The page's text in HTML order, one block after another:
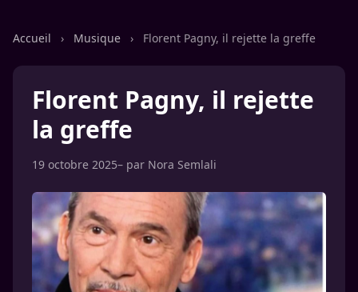
Accueil › Musique › Florent Pagny, il rejette la greffe
Florent Pagny, il rejette
la greffe
19 octobre 2025– par Nora Semlali